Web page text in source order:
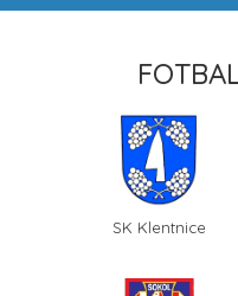
SK Klentnice